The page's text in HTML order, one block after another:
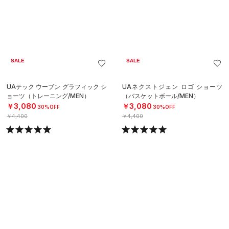
SALE
UAテック ウーブン グラフィック シ
ョーツ（トレーニング/MEN）
￥3,080 30%OFF
￥4,400
SALE
UAネクストジェン ロゴ ショーツ
（バスケットボール/MEN）
￥3,080 30%OFF
￥4,400